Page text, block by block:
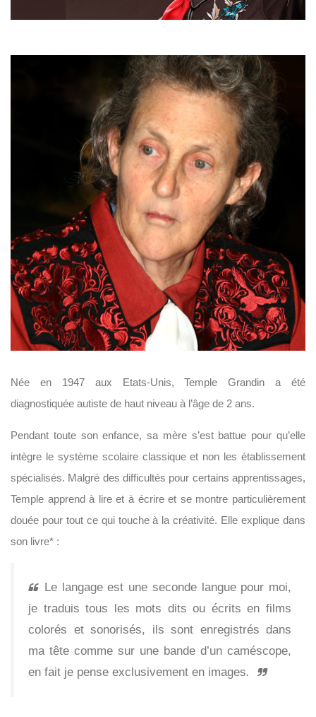
Née en 1947 aux Etats-Unis, Temple Grandin a été
diagnostiquée autiste de haut niveau à l’âge de 2 ans.
Pendant toute son enfance, sa mère s’est battue pour qu’elle
intègre le système scolaire classique et non les établissement
spécialisés. Malgré des difficultés pour certains apprentissages,
Temple apprend à lire et à écrire et se montre particulièrement
douée pour tout ce qui touche à la créativité. Elle explique dans
son livre* :
Le langage est une seconde langue pour moi,
je traduis tous les mots dits ou écrits en films
colorés et sonorisés, ils sont enregistrés dans
ma tête comme sur une bande d’un caméscope,
en fait je pense exclusivement en images.